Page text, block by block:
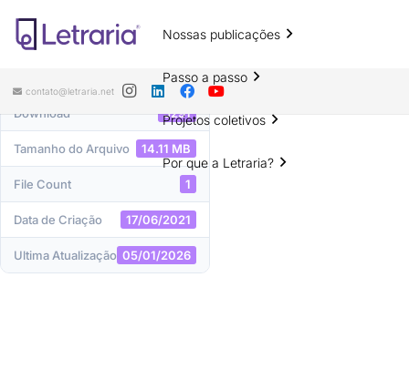
Nossas publicações
Passo a passo
Projetos coletivos
Por que a Letraria?
contato@letraria.net
DOWNLOAD
Download 5291
Tamanho do Arquivo 14.11 MB
File Count 1
Data de Criação 17/06/2021
Ultima Atualização 05/01/2026